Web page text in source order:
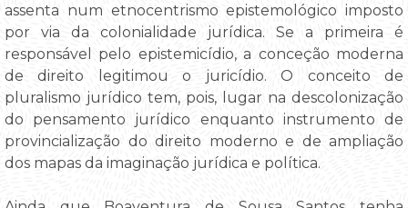
assenta num etnocentrismo epistemológico imposto
por via da colonialidade jurídica. Se a primeira é
responsável pelo epistemicídio, a conceção moderna
de direito legitimou o juricídio. O conceito de
pluralismo jurídico tem, pois, lugar na descolonização
do pensamento jurídico enquanto instrumento de
provincialização do direito moderno e de ampliação
dos mapas da imaginação jurídica e política.